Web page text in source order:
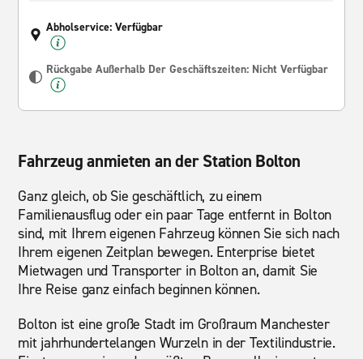
Abholservice: Verfügbar
Rückgabe Außerhalb Der Geschäftszeiten: Nicht Verfügbar
Fahrzeug anmieten an der Station Bolton
Ganz gleich, ob Sie geschäftlich, zu einem
Familienausflug oder ein paar Tage entfernt in Bolton
sind, mit Ihrem eigenen Fahrzeug können Sie sich nach
Ihrem eigenen Zeitplan bewegen. Enterprise bietet
Mietwagen und Transporter in Bolton an, damit Sie
Ihre Reise ganz einfach beginnen können.
Bolton ist eine große Stadt im Großraum Manchester
mit jahrhundertelangen Wurzeln in der Textilindustrie.